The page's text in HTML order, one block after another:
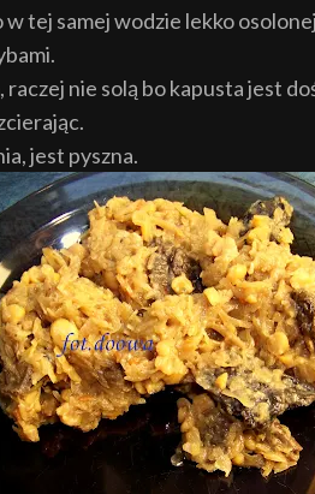
w tej samej wodzie lekko
raczej nie solą bo kapusta jest
jest pyszna.